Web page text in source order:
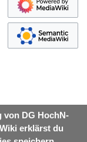
von DG HochN-
erklärst du